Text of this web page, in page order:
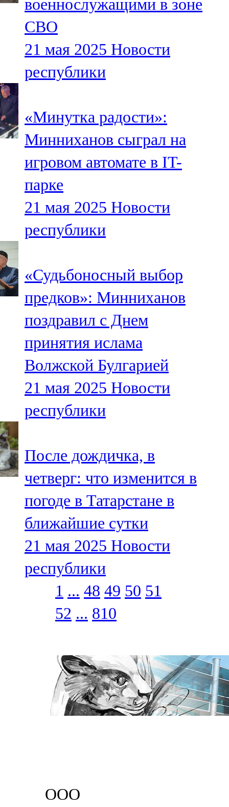
военнослужащими в зоне
СВО
21 мая 2025 Новости
республики
«Минутка радости»:
Минниханов сыграл на
игровом автомате в IT-
парке
21 мая 2025 Новости
республики
«Судьбоносный выбор
предков»: Минниханов
поздравил с Днем
принятия ислама
Волжской Булгарией
21 мая 2025 Новости
республики
После дождичка, в
четверг: что изменится в
погоде в Татарстане в
ближайшие сутки
21 мая 2025 Новости
республики
1 ... 48 49 50 51
52 ... 810
ООО